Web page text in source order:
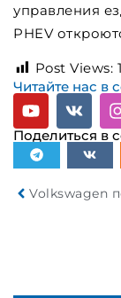
управления
PHEV
Post Views:
Читайте нас в
Поделиться в